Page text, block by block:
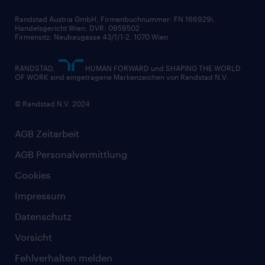
AGB Zeitarbeit
AGB Personalvermittlung
Cookies
Impressum
Datenschutz
Vorsicht
Fehlverhalten melden
Randstad Austria GmbH, Firmenbuchnummer: FN 166929i,
Handelsgericht Wien; DVR: 0959502
Firmensitz: Neubaugasse 43/1/1-2, 1070 Wien
RANDSTAD,
HUMAN FORWARD und SHAPING THE WORLD
OF WORK sind eingetragene Markenzeichen von Randstad N.V.
© Randstad N.V. 2024